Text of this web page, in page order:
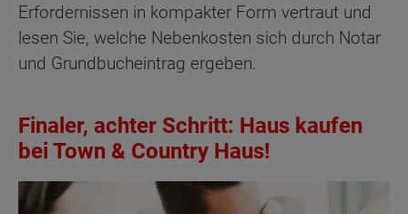
Erfordernissen in kompakter Form vertraut und
lesen Sie, welche Nebenkosten sich durch Notar
und Grundbucheintrag ergeben.
Finaler, achter Schritt: Haus kaufen
bei Town & Country Haus!